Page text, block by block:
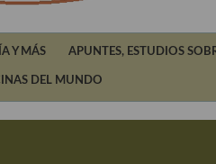
Y MÁS APUNTES, ESTUDIOS
DEL MUNDO